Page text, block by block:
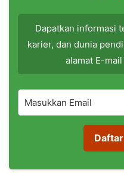
Dapatkan informasi
karier, dan dunia
alamat E-